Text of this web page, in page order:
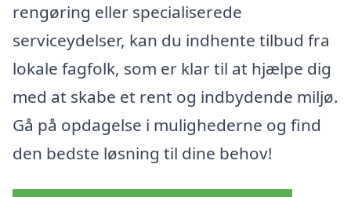
rengøring eller specialiserede
serviceydelser, kan du indhente tilbud fra
lokale fagfolk, som er klar til at hjælpe dig
med at skabe et rent og indbydende miljø.
Gå på opdagelse i mulighederne og find
den bedste løsning til dine behov!